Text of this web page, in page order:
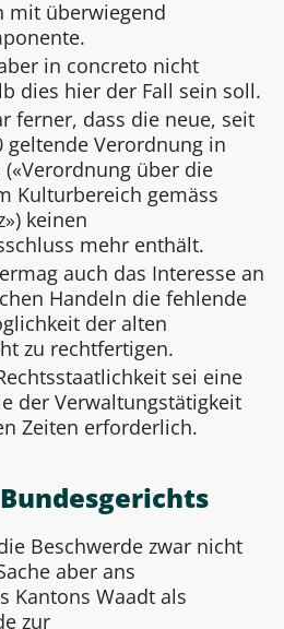
mit überwiegend
in concreto nicht
dies hier der Fall sein soll.
ferner, dass die neue, seit
geltende Verordnung in
über die
Kulturbereich gemäss
keinen
mehr enthält.
auch das Interesse an
Handeln die fehlende
der alten
zu rechtfertigen.
sei eine
der Verwaltungstätigkeit
Zeiten erforderlich.
Beschwerde zwar nicht
aber ans
Kantons Waadt als
zur